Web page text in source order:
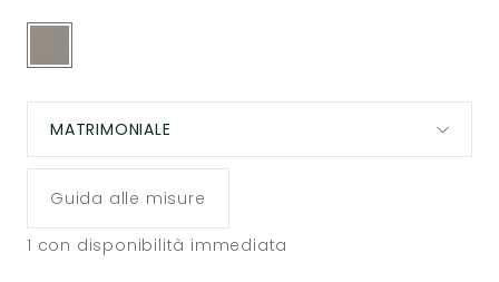
MATRIMONIALE
Guida alle misure
1 con disponibilità immediata